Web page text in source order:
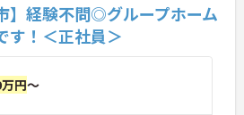
】経験不問◎グループホーム
す！＜正社員＞
円～